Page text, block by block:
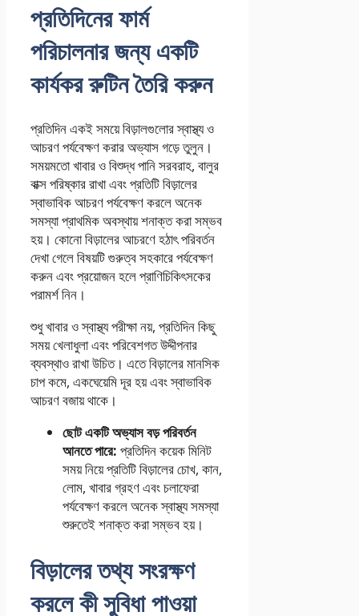
প্রতিদিনের ফার্ম
পরিচালনার জন্য একটি
কার্যকর রুটিন তৈরি করুন
প্রতিদিন একই সময়ে বিড়ালগুলোর স্বাস্থ্য ও
আচরণ পর্যবেক্ষণ করার অভ্যাস গড়ে তুলুন।
সময়মতো খাবার ও বিশুদ্ধ পানি সরবরাহ, বালুর
বাক্স পরিষ্কার রাখা এবং প্রতিটি বিড়ালের
স্বাভাবিক আচরণ পর্যবেক্ষণ করলে অনেক
সমস্যা প্রাথমিক অবস্থায় শনাক্ত করা সম্ভব
হয়। কোনো বিড়ালের আচরণে হঠাৎ পরিবর্তন
দেখা গেলে বিষয়টি গুরুত্ব সহকারে পর্যবেক্ষণ
করুন এবং প্রয়োজন হলে প্রাণিচিকিৎসকের
পরামর্শ নিন।
শুধু খাবার ও স্বাস্থ্য পরীক্ষা নয়, প্রতিদিন কিছু
সময় খেলাধুলা এবং পরিবেশগত উদ্দীপনার
ব্যবস্থাও রাখা উচিত। এতে বিড়ালের মানসিক
চাপ কমে, একঘেয়েমি দূর হয় এবং স্বাভাবিক
আচরণ বজায় থাকে।
ছোট একটি অভ্যাস বড় পরিবর্তন
আনতে পারে: প্রতিদিন কয়েক মিনিট
সময় নিয়ে প্রতিটি বিড়ালের চোখ, কান,
লোম, খাবার গ্রহণ এবং চলাফেরা
পর্যবেক্ষণ করলে অনেক স্বাস্থ্য সমস্যা
শুরুতেই শনাক্ত করা সম্ভব হয়।
বিড়ালের তথ্য সংরক্ষণ
করলে কী সুবিধা পাওয়া